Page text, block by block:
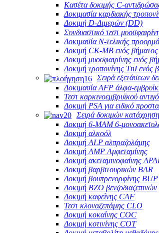
Κασέτα δοκιμής C-
Δοκιμασία καρδιακής
Δοκιμή D-Διμερών (DD)
Συνδυαστικό τεστ
Δοκιμασία Ν-τελικής
Δοκιμή CK-MB ενός βήματος
Δοκιμή μυοσφαιρίνης ενός
Δοκιμή τροπονίνης TnI ενός
Σειρά εξετάσεων
Δοκιμασία AFP άλφα-
Τεστ καρκινοεμβρυϊκού
Δοκιμή PSA για ειδικό
Σειρά δοκιμών
Δοκιμή 6-MAM 6-
Δοκιμή αλκοόλ
Δοκιμή ALP αλπραζολάμης
Δοκιμή AMP Αμφεταμίνης
Δοκιμή ακεταμινοφαίνης
Δοκιμή βαρβιτουρικών BAR
Δοκιμή βουπρενορφίνης BUP
Δοκιμή BZO βενζοδιαζεπινών
Δοκιμή καφεΐνης CAF
Τεστ κλοναζεπάμης CLO
Δοκιμή κοκαΐνης COC
Δοκιμή κοτινίνης COT